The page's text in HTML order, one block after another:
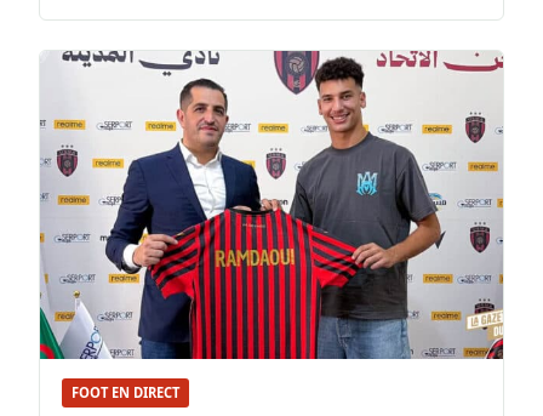
FOOT EN DIRECT